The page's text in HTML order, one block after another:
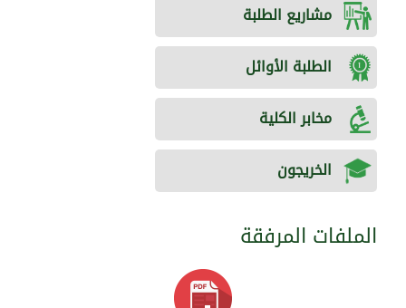
مشاريع الطلبة
الطلبة الأوائل
مخابر الكلية
الخريجون
الملفات المرفقة